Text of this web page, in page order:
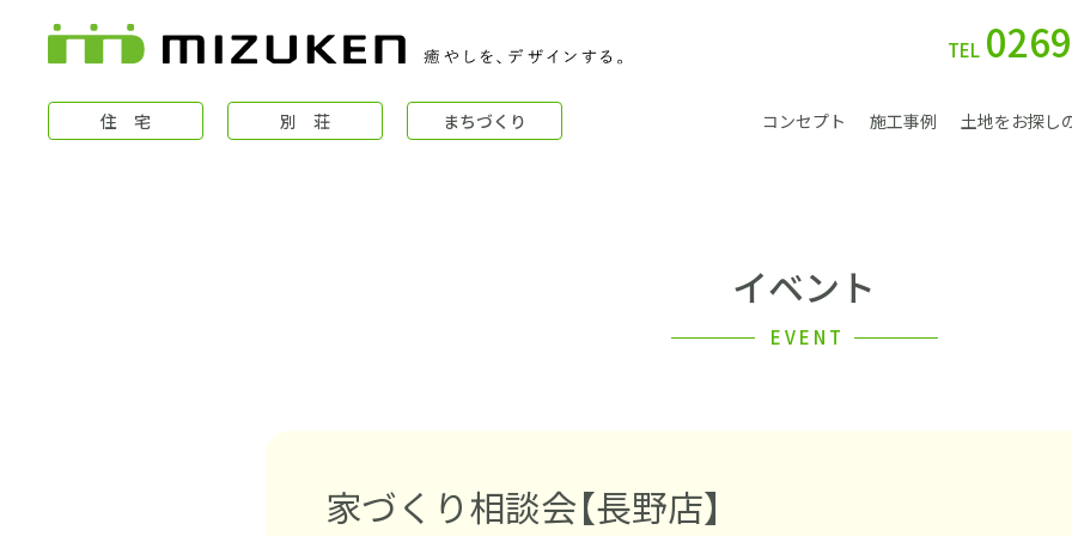
TEL
住 宅 別 荘 まちづくり コンセプト 施工事例 土地をお探し
別 荘
イベント
EVENT
家づくり相談会【長野店】